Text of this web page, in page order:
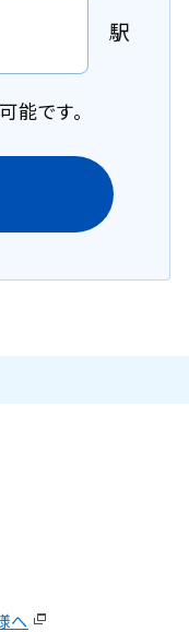
駅
能です。
へ